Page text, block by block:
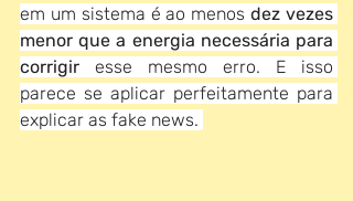
em um sistema é ao menos dez vezes
menor que a energia necessária para
corrigir esse mesmo erro. E isso
parece se aplicar perfeitamente para
explicar as fake news.